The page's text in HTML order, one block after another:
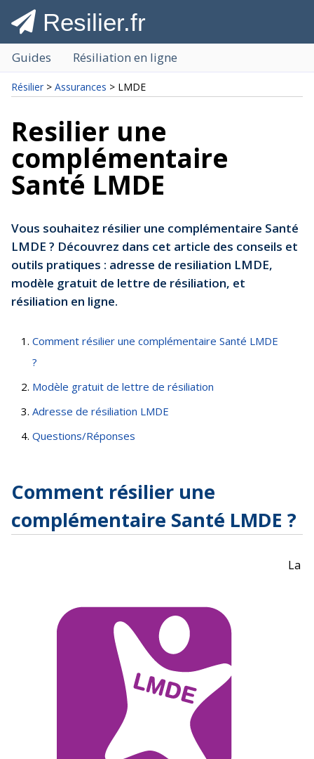
Resilier.fr
Guides Résiliation en ligne
Résilier > Assurances > LMDE
Resilier une
complémentaire
Santé LMDE
Vous souhaitez résilier une complémentaire Santé
LMDE ? Découvrez dans cet article des conseils et
outils pratiques : adresse de resiliation LMDE,
modèle gratuit de lettre de résiliation, et
résiliation en ligne.
Comment résilier une complémentaire Santé LMDE
?
Modèle gratuit de lettre de résiliation
Adresse de résiliation LMDE
Questions/Réponses
Comment résilier une
complémentaire Santé LMDE ?
La